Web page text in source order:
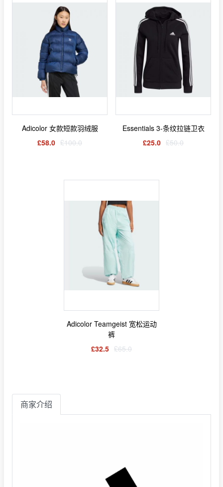
Adicolor 女款短款羽绒服
£58.0 £100.0
Essentials 3-条纹拉链卫衣
£25.0 £50.0
Adicolor Teamgeist 宽松运动
裤
£32.5 £65.0
商家介绍